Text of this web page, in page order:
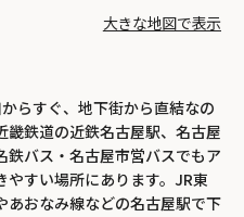
らすぐ、地下街から直結なの
畿鉄道の近鉄名古屋駅、名古屋
バス・名古屋市営バスでもア
すい場所にあります。JR東
あおなみ線などの名古屋駅で下
大きな地図で表示